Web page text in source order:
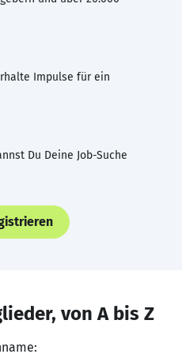
Impulse für ein
Du Deine Job-Suche
von A bis Z